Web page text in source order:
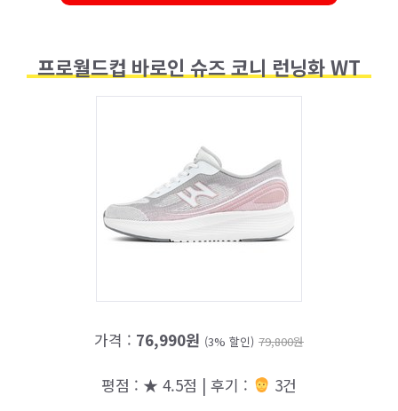
프로월드컵 바로인 슈즈 코니 런닝화 WT
가격 : 76,990원 (3% 할인) 79,800원
평점 : ★ 4.5점 | 후기 : 3건